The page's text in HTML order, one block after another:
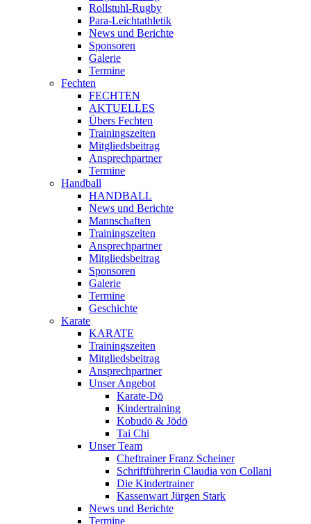
Rollstuhl-Rugby
Para-Leichtathletik
News und Berichte
Sponsoren
Galerie
Termine
Fechten
FECHTEN
AKTUELLES
Übers Fechten
Trainingszeiten
Mitgliedsbeitrag
Ansprechpartner
Termine
Handball
HANDBALL
News und Berichte
Mannschaften
Trainingszeiten
Ansprechpartner
Mitgliedsbeitrag
Sponsoren
Galerie
Termine
Geschichte
Karate
KARATE
Trainingszeiten
Mitgliedsbeitrag
Ansprechpartner
Unser Angebot
Karate-Dō
Kindertraining
Kobudō & Jōdō
Tai Chi
Unser Team
Cheftrainer Franz Scheiner
Schriftführerin Claudia von Collani
Die Kindertrainer
Kassenwart Jürgen Stark
News und Berichte
Termine